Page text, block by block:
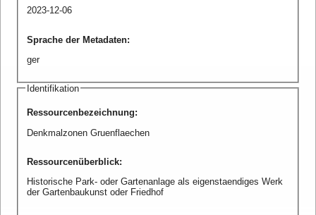
2023-12-06
Sprache der Metadaten:
ger
Identifikation
Ressourcenbezeichnung:
Denkmalzonen Gruenflaechen
Ressourcenüberblick:
Historische Park- oder Gartenanlage als eigenstaendiges Werk
der Gartenbaukunst oder Friedhof